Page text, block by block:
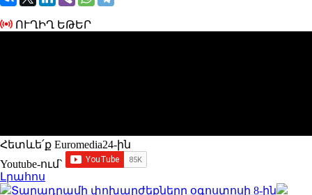
ՈՒՂԻՂ ԵԹԵՐ
Հետևե՛ք Euromedia24-ին
Youtube-ում`
Լրահոս
Տարադրամի փոխարժեքները օգոստոսի 8-ին